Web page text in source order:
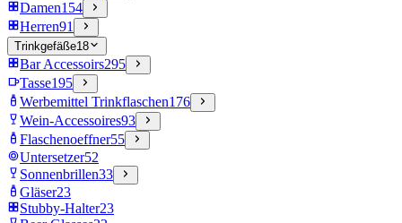
Damen154
Herren91
Trinkgefäße18
Bar Accessoirs295
Tasse195
Werbemittel Trinkflaschen176
Wein-Accessoires93
Flaschenoeffner55
Untersetzer52
Sonnenbrillen33
Gläser23
Stubby-Halter23